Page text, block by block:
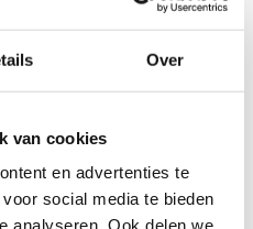
Over
van cookies
en advertenties te
social media te bieden
analyseren. Ook delen we
Rammelaar
€47,95